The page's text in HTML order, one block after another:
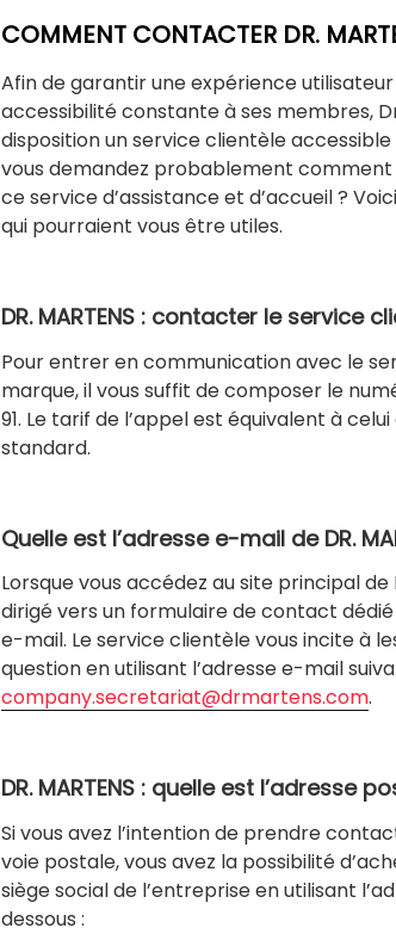
COMMENT CONTACTER DR.
Afin de garantir une expérience
accessibilité constante à ses membres,
disposition un service clientèle
vous demandez probablement
ce service d’assistance et d’accueil ?
qui pourraient vous être utiles.
DR. MARTENS : contacter le service
Pour entrer en communication avec le
marque, il vous suffit de composer le
91. Le tarif de l’appel est équivalent à
standard.
Quelle est l’adresse e-mail de DR.
Lorsque vous accédez au site principal de
dirigé vers un formulaire de contact
e-mail. Le service clientèle vous incite à
question en utilisant l’adresse e-mail
company.secretariat@drmartens.com.
DR. MARTENS : quelle est l’adresse
Si vous avez l’intention de prendre
voie postale, vous avez la possibilité
siège social de l’entreprise en utilisant
dessous :